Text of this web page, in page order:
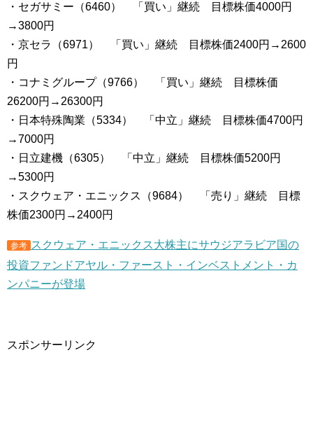
・セガサミー（6460） 「買い」継続 目標株価4000円
→3800円
・京セラ（6971） 「買い」継続 目標株価2400円→2600
円
・コナミグループ（9766） 「買い」継続 目標株価
26200円→26300円
・日本特殊陶業（5334） 「中立」継続 目標株価4700円
→7000円
・日立建機（6305） 「中立」継続 目標株価5200円
→5300円
・スクウェア・エニックス（9684） 「売り」継続 目標
株価2300円→2400円
参考 スクウェア・エニックス大株主にサウジアラビア国の
投資ファンドアヤル・ファースト・インベストメント・カ
ンパニーが登場
スポンサーリンク